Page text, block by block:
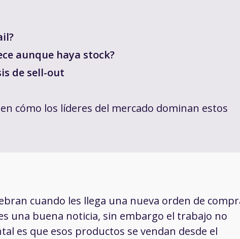
aunque haya stock?
de sell-out
cómo los líderes del mercado dominan estos
cuando les llega una nueva orden de
una buena noticia, sin embargo el trabajo no
es que esos productos se vendan desde el